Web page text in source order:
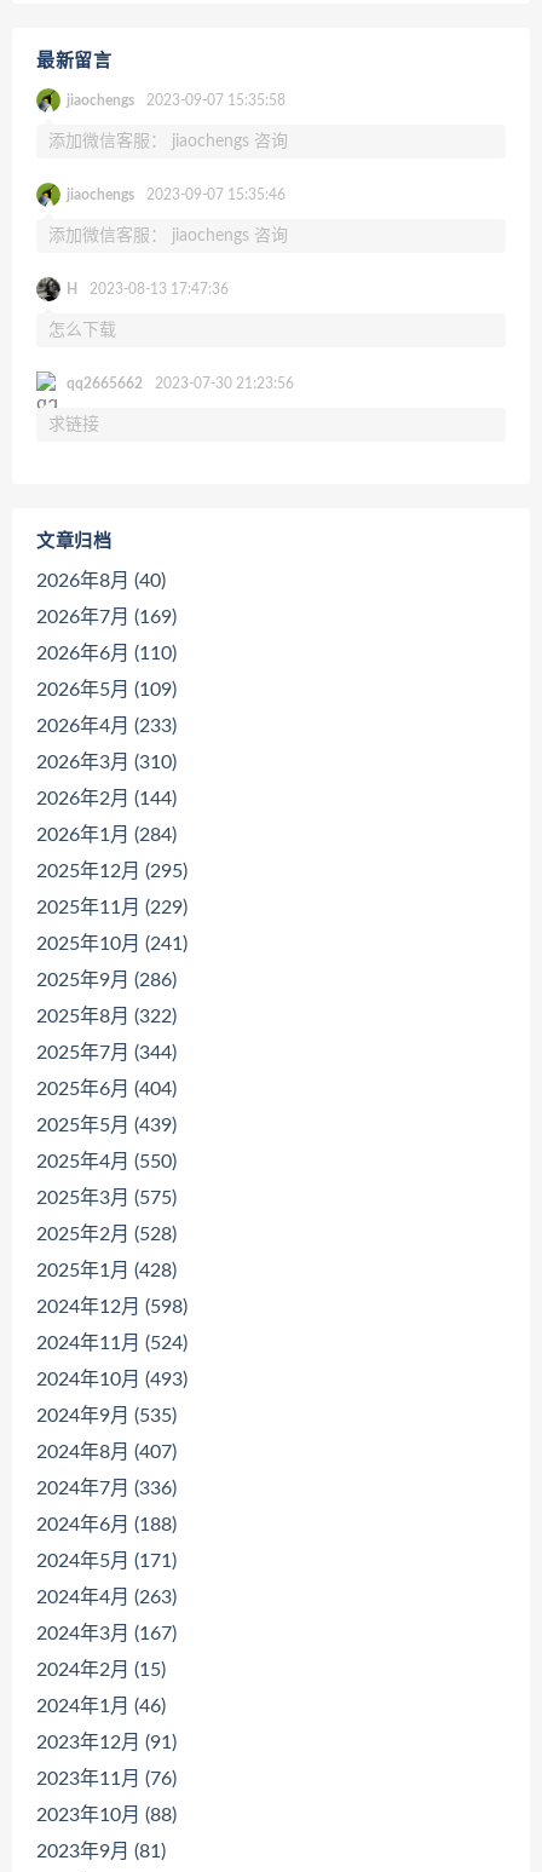
最新留言
jiaochengs 2023-09-07 15:35:58
添加微信客服： jiaochengs 咨询
jiaochengs 2023-09-07 15:35:46
添加微信客服： jiaochengs 咨询
H 2023-08-13 17:47:36
怎么下载
qq2665662 2023-07-30 21:23:56
求链接
文章归档
2026年8月 (40)
2026年7月 (169)
2026年6月 (110)
2026年5月 (109)
2026年4月 (233)
2026年3月 (310)
2026年2月 (144)
2026年1月 (284)
2025年12月 (295)
2025年11月 (229)
2025年10月 (241)
2025年9月 (286)
2025年8月 (322)
2025年7月 (344)
2025年6月 (404)
2025年5月 (439)
2025年4月 (550)
2025年3月 (575)
2025年2月 (528)
2025年1月 (428)
2024年12月 (598)
2024年11月 (524)
2024年10月 (493)
2024年9月 (535)
2024年8月 (407)
2024年7月 (336)
2024年6月 (188)
2024年5月 (171)
2024年4月 (263)
2024年3月 (167)
2024年2月 (15)
2024年1月 (46)
2023年12月 (91)
2023年11月 (76)
2023年10月 (88)
2023年9月 (81)